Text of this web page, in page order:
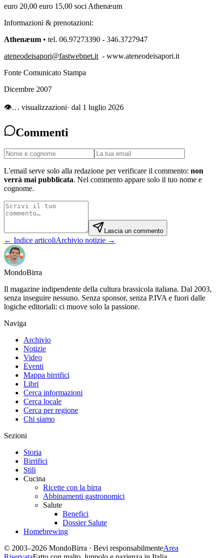
euro 20,00 euro 15,00 soci Athenæum
Informazioni & prenotazioni:
Athenæum • tel. 06.97273390 - 346.3727947
ateneodeisapori@fastwebnet.it - www.ateneodeisapori.it
Fonte Comunicato Stampa
Dicembre 2007
👁… visualizzazioni· dal 1 luglio 2026
Commenti
L'email serve solo alla redazione per verificare il commento: non
verrà mai pubblicata. Nel commento appare solo il tuo nome e
cognome.
Lascia un commento
← Indice articoliArchivio notizie →
MondoBirra
Il magazine indipendente della cultura brassicola italiana. Dal 2003,
senza inseguire nessuno. Senza sponsor, senza P.IVA e fuori dalle
logiche editoriali: ci muove solo la passione.
Naviga
Archivio
Notizie
Video
Eventi
Mappa birrifici
Libri
Cerca informazioni
Cerca locale
Cerca per regione
Chi siamo
Sezioni
Storia
Birrifici
Stili
Cucina
Ricette con la birra
Abbinamenti gastronomici
Salute
Benefici
Dossier Salute
Homebrewing
© 2003–2026 MondoBirra · Bevi responsabilmenteArea